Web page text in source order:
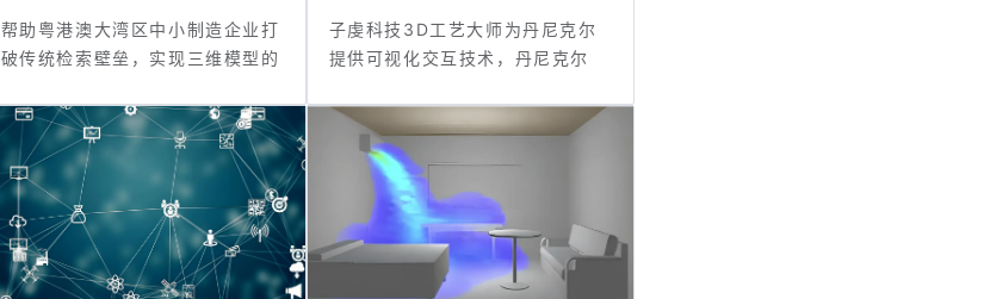
帮助粤港澳大湾区中小制造企业打
破传统检索壁垒，实现三维模型的
子虔科技3D工艺大师为丹尼克尔
提供可视化交互技术，丹尼克尔